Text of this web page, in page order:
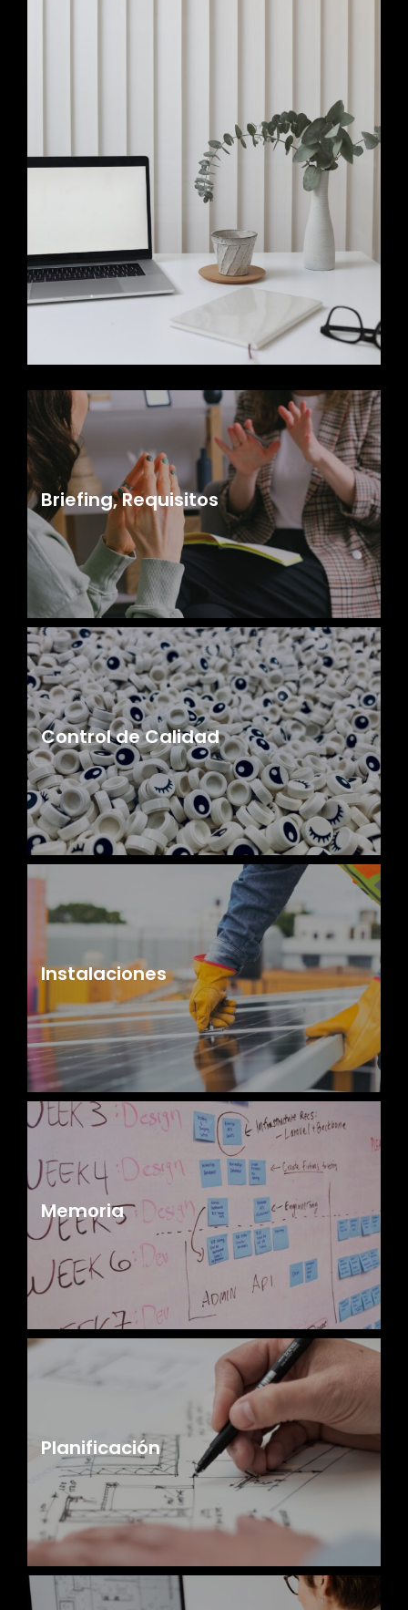
Briefing, Requisitos
Control de Calidad
Instalaciones
Memoria
Planificación